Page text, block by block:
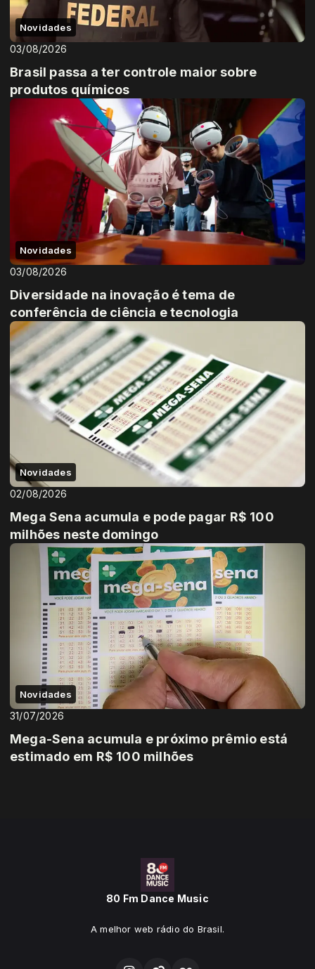
Novidades
03/08/2026
Brasil passa a ter controle maior sobre
produtos químicos
Novidades
03/08/2026
Diversidade na inovação é tema de
conferência de ciência e tecnologia
Novidades
02/08/2026
Mega Sena acumula e pode pagar R$ 100
milhões neste domingo
Novidades
31/07/2026
Mega-Sena acumula e próximo prêmio está
estimado em R$ 100 milhões
80 Fm Dance Music
A melhor web rádio do Brasil.